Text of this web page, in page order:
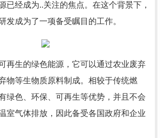
已经成为..关注的焦点。在这个背景下，
发成为了一项备受瞩目的工作。
再生的绿色能源，它可以通过农业废弃
物等生物质原料制成。相较于传统燃
绿色、环保、可再生等优势，并且不会
室气体排放，因此备受各国政府和企业